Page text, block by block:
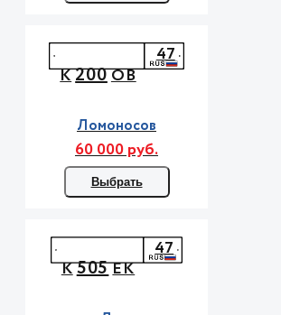
К200ОВ
47
Ломоносов
60 000 руб.
Выбрать
К505ЕК
47